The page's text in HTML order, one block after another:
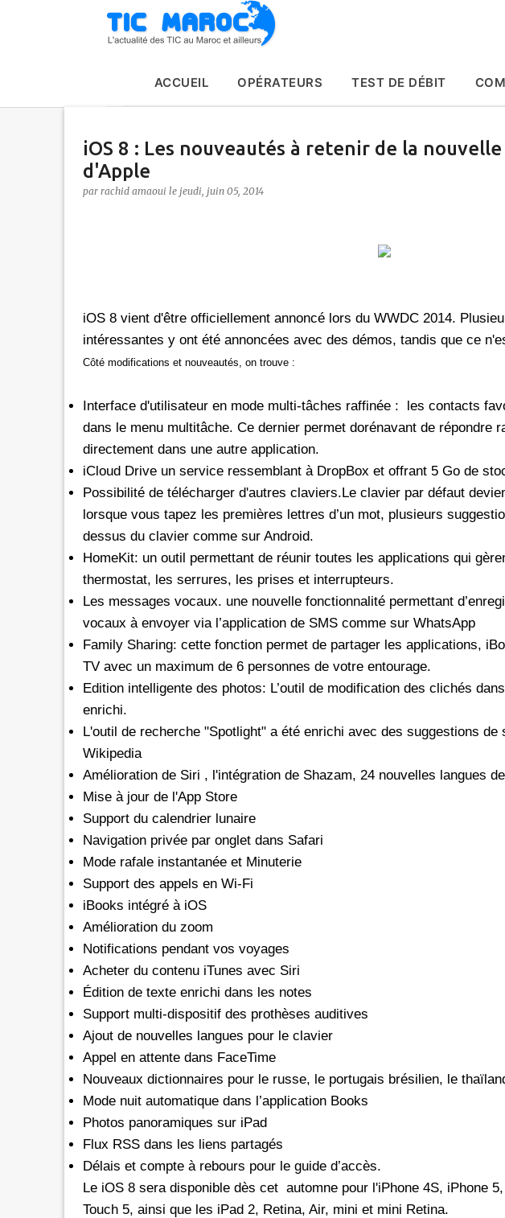
ACCUEIL OPÉRATEURS TEST DE DÉBIT
iOS 8 : Les nouveautés à retenir de la
d'Apple
par rachid amaoui le jeudi, juin 05, 2014
iOS 8 vient d'être officiellement annoncé lors du WWDC 2014.
intéressantes y ont été annoncées avec des démos, tandis que ce
Côté modifications et nouveautés, on trouve :
Interface d'utilisateur en mode multi-tâches raffinée : les contacts
dans le menu multitâche. Ce dernier permet dorénavant de répondre
directement dans une autre application.
iCloud Drive un service ressemblant à DropBox et offrant 5 Go de
Possibilité de télécharger d'autres claviers.Le clavier par défaut
lorsque vous tapez les premières lettres d’un mot, plusieurs
dessus du clavier comme sur Android.
HomeKit: un outil permettant de réunir toutes les applications qui
thermostat, les serrures, les prises et interrupteurs.
Les messages vocaux. une nouvelle fonctionnalité permettant
vocaux à envoyer via l’application de SMS comme sur WhatsApp
Family Sharing: cette fonction permet de partager les applications,
TV avec un maximum de 6 personnes de votre entourage.
Edition intelligente des photos: L’outil de modification des clichés
enrichi.
L'outil de recherche "Spotlight" a été enrichi avec des suggestions
Wikipedia
Amélioration de Siri , l'intégration de Shazam, 24 nouvelles langues
Mise à jour de l'App Store
Support du calendrier lunaire
Navigation privée par onglet dans Safari
Mode rafale instantanée et Minuterie
Support des appels en Wi-Fi
iBooks intégré à iOS
Amélioration du zoom
Notifications pendant vos voyages
Acheter du contenu iTunes avec Siri
Édition de texte enrichi dans les notes
Support multi-dispositif des prothèses auditives
Ajout de nouvelles langues pour le clavier
Appel en attente dans FaceTime
Nouveaux dictionnaires pour le russe, le portugais brésilien, le
Mode nuit automatique dans l’application Books
Photos panoramiques sur iPad
Flux RSS dans les liens partagés
Délais et compte à rebours pour le guide d’accès.
Le iOS 8 sera disponible dès cet automne pour l'iPhone 4S, iPhone
Touch 5, ainsi que les iPad 2, Retina, Air, mini et mini Retina.
réseaux sociaux chez Orange.
d'une offre promotionnelle qui
24 mars 2026, les clients prépayés
peuvent désormais bénéficier
30 jours, et ce, en
code d'une recharge de 30 Dh
avec *6
A l'instar de Maroc Telecom et Orange, inwi fait
bénéficier ses clients prépayés d'un accès à
certains réseaux sociaux. A 5 Dh, le client aura
droit à 100 Mo valables vers WhatsApp,
Facebook, Twitter, Instagram et Snapchat voire
300 Mo pour le Pass de 10 Dh. Notons au
passage que dans le cadre d'une offre
promotionnelle qui prendra fin le 23 mars 2026,
le Pass 30 Dh de inwi offre un
pour
un